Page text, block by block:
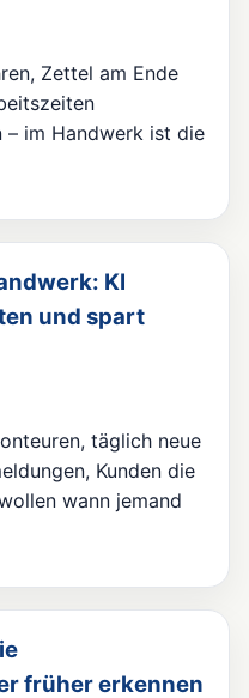
Zettel am Ende
– im Handwerk ist die
KI
und spart
täglich neue
Kunden die
wann jemand
früher erkennen